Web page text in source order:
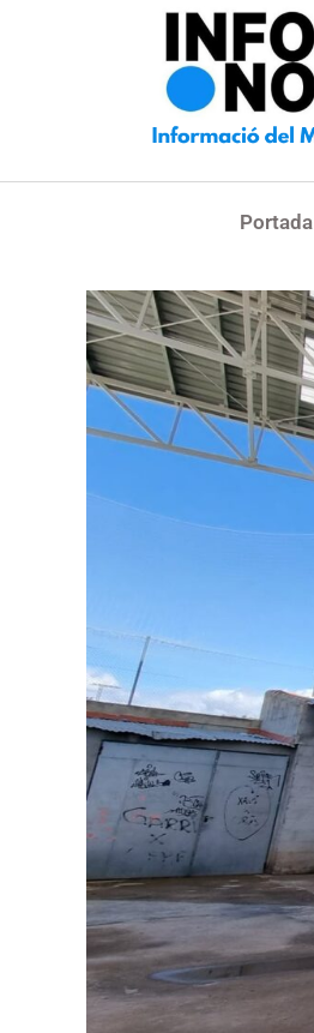
Portada